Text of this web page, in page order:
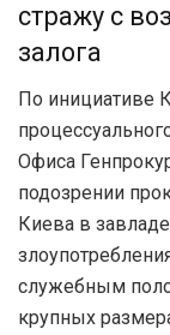
стражу с
залога
По инициативе
Офиса
подозрении
Киева в
служебным
крупных